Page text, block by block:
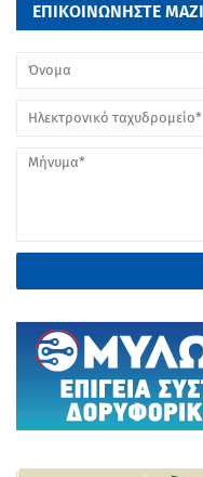
ΕΠΙΚΟΙΝΩΝΗΣΤΕ